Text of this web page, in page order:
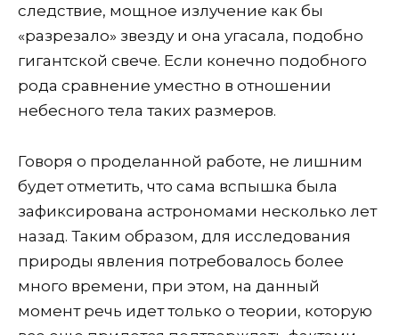
следствие, мощное излучение как бы
«разрезало» звезду и она угасала, подобно
гигантской свече. Если конечно подобного
рода сравнение уместно в отношении
небесного тела таких размеров.
Говоря о проделанной работе, не лишним
будет отметить, что сама вспышка была
зафиксирована астрономами несколько лет
назад. Таким образом, для исследования
природы явления потребовалось более
много времени, при этом, на данный
момент речь идет только о теории, которую